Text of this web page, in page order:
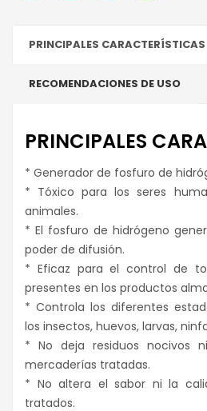
PRINCIPALES CARACTERÍSTICAS
RECOMENDACIONES DE USO
PRINCIPALES
* Generador de fosfuro de
* Tóxico para los seres
animales.
* El fosfuro de hidrógeno
poder de difusión.
* Eficaz para el control de
presentes en los productos
* Controla los diferentes
los insectos, huevos, larvas,
* No deja residuos nocivos
mercaderías tratadas.
* No altera el sabor ni la
tratados.